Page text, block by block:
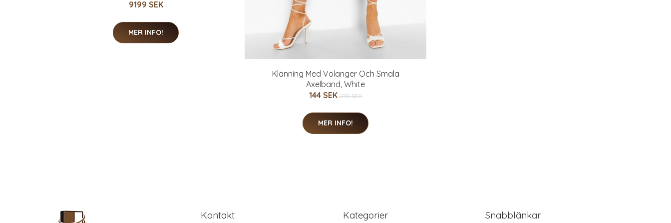
9199 SEK
MER INFO!
Klänning Med Volanger Och Smala
Axelband, White
144 SEK 270 SEK
MER INFO!
Kontakt Kategorier Snabblänkar